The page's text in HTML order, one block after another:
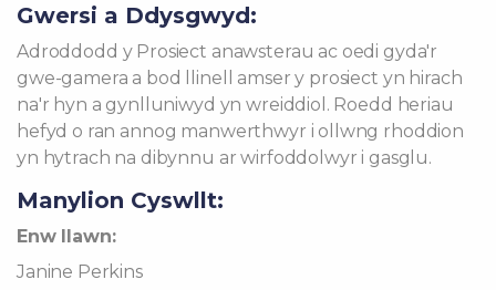
Gwersi a Ddysgwyd:
Adroddodd y Prosiect anawsterau ac oedi gyda'r
gwe-gamera a bod llinell amser y prosiect yn hirach
na'r hyn a gynlluniwyd yn wreiddiol. Roedd heriau
hefyd o ran annog manwerthwyr i ollwng rhoddion
yn hytrach na dibynnu ar wirfoddolwyr i gasglu.
Manylion Cyswllt:
Enw llawn:
Janine Perkins